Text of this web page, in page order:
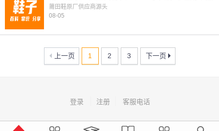
质运动鞋货源哪里
莆田鞋原厂供应商源头
08-05
上一页 1 2 3 下一页
登录 注册 客服电话